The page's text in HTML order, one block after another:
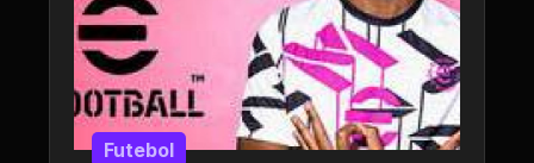
Futebol